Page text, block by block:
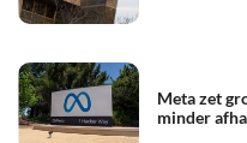
Meta zet
minder